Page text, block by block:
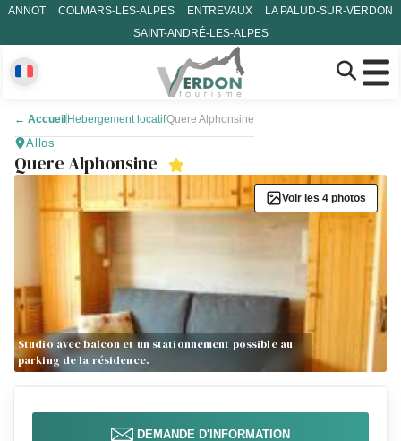
ANNOT COLMARS-LES-ALPES ENTREVAUX
LA PALUD-SUR-VERDON
SAINT-ANDRÉ-LES-ALPES
← Accueil Hebergement locatifQuere Alphonsine
Allos
Quere Alphonsine
Studio avec balcon et un stationnement possible au
parking de la résidence.
Voir les 4 photos
DEMANDE D'INFORMATION